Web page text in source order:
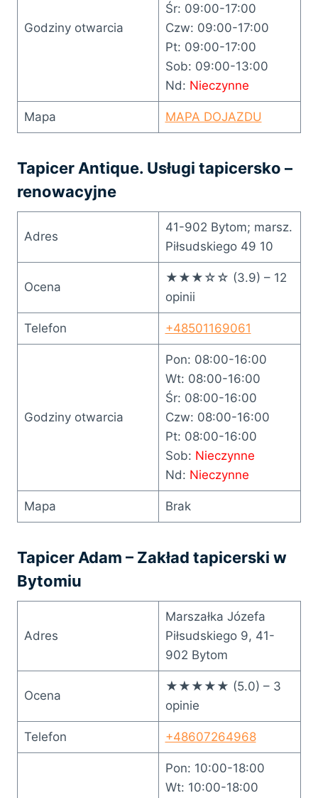
Godziny otwarcia
Śr: 09:00-17:00
Czw: 09:00-17:00
Pt: 09:00-17:00
Sob: 09:00-13:00
Nd: Nieczynne
Mapa MAPA DOJAZDU
Tapicer Antique. Usługi tapicersko –
renowacyjne
Adres
41-902 Bytom; marsz.
Piłsudskiego 49 10
Ocena
★★★☆☆ (3.9) – 12
opinii
Telefon +48501169061
Godziny otwarcia
Pon: 08:00-16:00
Wt: 08:00-16:00
Śr: 08:00-16:00
Czw: 08:00-16:00
Pt: 08:00-16:00
Sob: Nieczynne
Nd: Nieczynne
Mapa Brak
Tapicer Adam – Zakład tapicerski w
Bytomiu
Adres
Marszałka Józefa
Piłsudskiego 9, 41-
902 Bytom
Ocena
★★★★★ (5.0) – 3
opinie
Telefon +48607264968
Pon: 10:00-18:00
Wt: 10:00-18:00